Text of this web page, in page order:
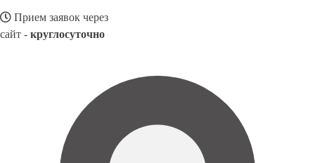
Прием заявок через
сайт - круглосуточно